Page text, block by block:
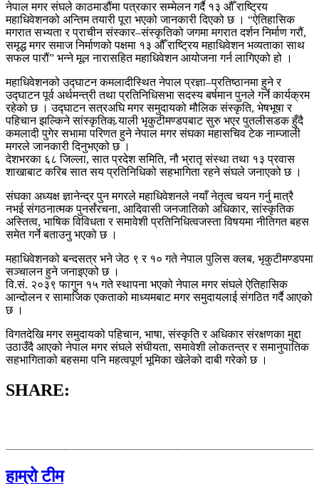
नेपाल मगर संघले काठमाडौंमा पत्रकार सम्मेलन गर्दै १३ औँ राष्ट्रिय
महाधिवेशनको अन्तिम तयारी पूरा भएको जानकारी दिएको छ । “ऐतिहासिक
मगरात सभ्यता र प्राचीन संस्कार–संस्कृतिको जगमा मगरात दर्शन निर्माण गरौं,
समृद्ध मगर समाज निर्माणको पक्षमा १३ औँ राष्ट्रिय महाधिवेशन भव्यताका साथ
सफल पारौं” भन्ने मूल नारासहित महाधिवेशन आयोजना गर्न लागिएको हो ।
महाधिवेशनको उद्घाटन कमलादीस्थित नेपाल प्रज्ञा–प्रतिष्ठानमा हुने र
उद्घाटन पूर्व अर्थमन्त्री तथा प्रतिनिधिसभा सदस्य बर्षमान पुनले गर्ने कार्यक्रम
रहेको छ । उद्घाटन सत्रअघि मगर समुदायको मौलिक संस्कृति, भेषभूषा र
पहिचान झल्किने सांस्कृतिक र्‍याली भृकुटीमण्डपबाट सुरु भएर पुतलीसडक हुँदै
कमलादी पुगेर सभामा परिणत हुने नेपाल मगर संघका महासचिव टेक नाम्जाली
मगरले जानकारी दिनुभएको छ ।
देशभरका ६८ जिल्ला, सात प्रदेश समिति, नौ भ्रातृ संस्था तथा १३ प्रवास
शाखाबाट करिब सात सय प्रतिनिधिको सहभागिता रहने संघले जनाएको छ ।
संघका अध्यक्ष ज्ञानेन्द्र पुन मगरले महाधिवेशनले नयाँ नेतृत्व चयन गर्नु मात्रै
नभई संगठनात्मक पुनर्संरचना, आदिवासी जनजातिको अधिकार, सांस्कृतिक
अस्तित्व, भाषिक विविधता र समावेशी प्रतिनिधित्वजस्ता विषयमा नीतिगत बहस
समेत गर्ने बताउनु भएको छ ।
महाधिवेशनको बन्दसत्र भने जेठ ९ र १० गते नेपाल पुलिस क्लब, भृकुटीमण्डपमा
सञ्चालन हुने जनाइएको छ ।
वि.सं. २०३९ फागुन १५ गते स्थापना भएको नेपाल मगर संघले ऐतिहासिक
आन्दोलन र सामाजिक एकताको माध्यमबाट मगर समुदायलाई संगठित गर्दै आएको
छ ।
विगतदेखि मगर समुदायको पहिचान, भाषा, संस्कृति र अधिकार संरक्षणका मुद्दा
उठाउँदै आएको नेपाल मगर संघले संघीयता, समावेशी लोकतन्त्र र समानुपातिक
सहभागिताको बहसमा पनि महत्वपूर्ण भूमिका खेलेको दाबी गरेको छ ।
SHARE:
हाम्रो टीम